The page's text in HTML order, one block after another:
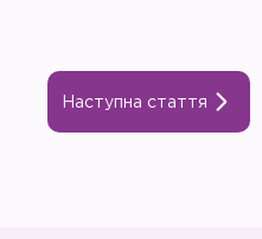
Наступна стаття